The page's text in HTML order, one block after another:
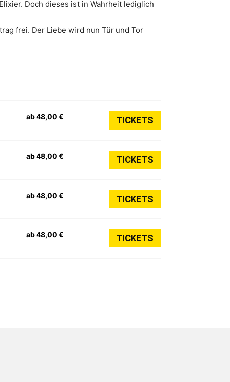
Doch dieses ist in Wahrheit lediglich
frei. Der Liebe wird nun Tür und Tor
ab 48,00 € TICKETS
ab 48,00 € TICKETS
ab 48,00 € TICKETS
ab 48,00 € TICKETS